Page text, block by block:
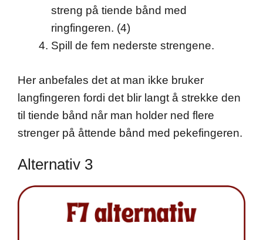
streng på tiende bånd med
ringfingeren. (4)
Spill de fem nederste strengene.
Her anbefales det at man ikke bruker
langfingeren fordi det blir langt å strekke den
til tiende bånd når man holder ned flere
strenger på åttende bånd med pekefingeren.
Alternativ 3